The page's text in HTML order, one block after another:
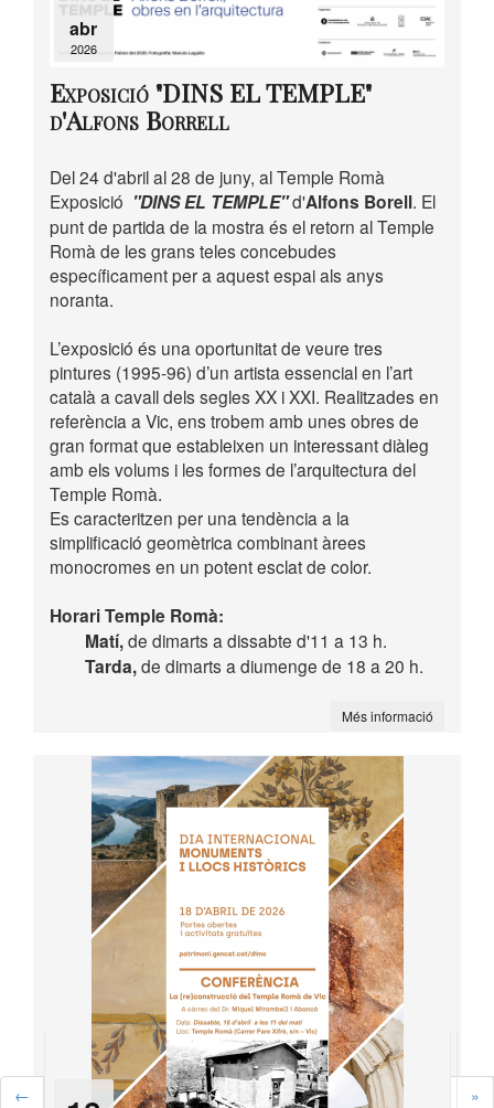
abr
2026
Exposició "DINS EL TEMPLE"
d'Alfons Borrell
Del 24 d'abril al 28 de juny, al Temple Romà
Exposició "DINS EL TEMPLE"d'Alfons Borell. El
punt de partida de la mostra és el retorn al Temple
Romà de les grans teles concebudes
específicament per a aquest espai als anys
noranta.
L’exposició és una oportunitat de veure tres
pintures (1995-96) d’un artista essencial en l’art
català a cavall dels segles XX i XXI. Realitzades en
referència a Vic, ens trobem amb unes obres de
gran format que estableixen un interessant diàleg
amb els volums i les formes de l’arquitectura del
Temple Romà.
Es caracteritzen per una tendència a la
simplificació geomètrica combinant àrees
monocromes en un potent esclat de color.
Horari Temple Romà:
Matí,de dimarts a dissabte d'11 a 13 h.
Tarda,de dimarts a diumenge de 18 a 20 h.
Més informació
← →
»